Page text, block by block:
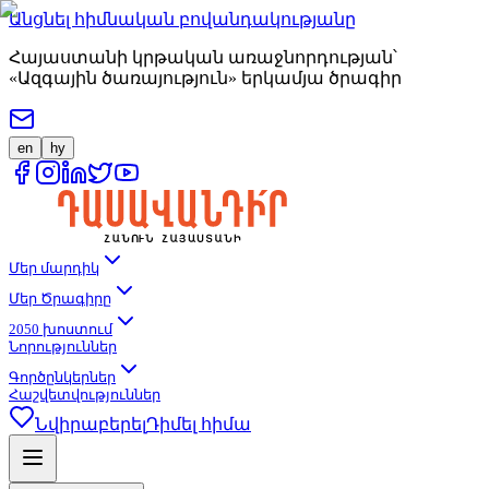
Անցնել հիմնական բովանդակությանը
Հայաստանի կրթական առաջնորդության՝
«Ազգային ծառայություն» երկամյա ծրագիր
en hy
Մեր մարդիկ
Մեր Ծրագիրը
2050 խոստում
Նորություններ
Գործընկերներ
Հաշվետվություններ
ՆվիրաբերելԴիմել հիմա